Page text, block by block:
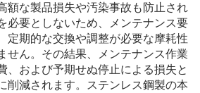
額な製品損失や汚染事故も防止され
必要としないため、メンテナンス要
定期的な交換や調整が必要な摩耗性
せん。その結果、メンテナンス作業
、および予期せぬ停止による損失と
削減されます。ステンレス鋼製の本